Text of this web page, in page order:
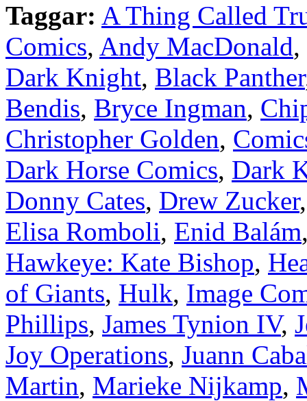
Taggar: A Thing Called
Comics, Andy MacDonald,
Dark Knight, Black Panther
Bendis, Bryce Ingman,
Christopher Golden,
Dark Horse Comics, Dark
Donny Cates, Drew Zucker
Elisa Romboli, Enid Balám
Hawkeye: Kate Bishop,
of Giants, Hulk, Image
Phillips, James Tynion IV,
Joy Operations, Juann
Martin, Marieke Nijkamp,